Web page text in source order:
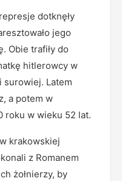
dotknęły
jego
Obie trafiły do
hitlerowcy w
surowiej. Latem
a potem w
roku w wieku 52 lat.
krakowskiej
z Romanem
żołnierzy, by